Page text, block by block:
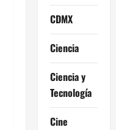
CDMX
Ciencia
Ciencia y
Tecnología
Cine